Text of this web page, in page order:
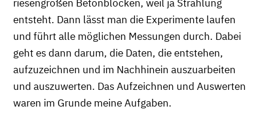
riesengroßen Betonblöcken, weil ja Strahlung
entsteht. Dann lässt man die Experimente laufen
und führt alle möglichen Messungen durch. Dabei
geht es dann darum, die Daten, die entstehen,
aufzuzeichnen und im Nachhinein auszuarbeiten
und auszuwerten. Das Aufzeichnen und Auswerten
waren im Grunde meine Aufgaben.